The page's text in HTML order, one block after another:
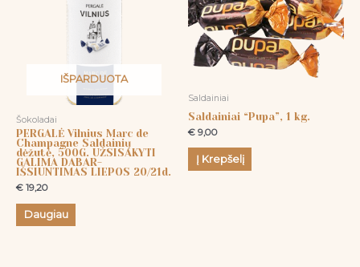
IŠPARDUOTA
Šokoladai
PERGALĖ Vilnius Marc de
Champagne Saldainių
dėžutė, 500G. UŽSISAKYTI
GALIMA DABAR-
IŠSIUNTIMAS LIEPOS 20/21d.
€ 19,20
Daugiau
Saldainiai
Saldainiai “Pupa”, 1 kg.
€ 9,00
Į Krepšelį